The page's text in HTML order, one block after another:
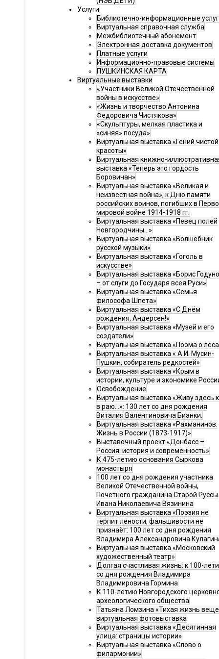
Услуги
Библиотечно-информационные
Виртуальная справочная служба
Межбиблиотечный абонемент
Электронная доставка документов
Платные услуги
Информационно-правовые системы
ПУШКИНСКАЯ КАРТА
Виртуальные выставки
«Участники Великой Отечественной
войны в искусстве»
«Жизнь и творчество Антонина
Федоровича Чистякова»
«Скульптуры, мелкая пластика и
«синяя» посуда»
Виртуальная выставка «Гений чистой
красоты»
Виртуальная книжно-
выставка «Теперь это гордость
Боровичан»
Виртуальная выставка «Великая и
неизвестная война», к Дню памяти
российских воинов, погибших в
мировой войне 1914-1918 гг.
Виртуальная выставка «Певец полей
Новгородчины…»
Виртуальная выставка «Волшебник
русской музыки»
Виртуальная выставка «Гоголь в
искусстве»
Виртуальная выставка «Борис
– от слуги до Государя всея Руси»
Виртуальная выставка «Семья
философа Шпета»
Виртуальная выставка «С Днём
рождения, Андерсен!»
Виртуальная выставка «Музей и его
создатели»
Виртуальная выставка «Поэма о
Виртуальная выставка « А.И. Мусин-
Пушкин, собиратель редкостей»
Виртуальная выставка «Крым в
истории, культуре и экономике
Освобождение
Виртуальная выставка «Живу здесь
в раю…»: 130 лет со дня рождения
Виталия Валентиновича Бианки.
Виртуальная выставка «Рахманинов.
Жизнь в России (1873-1917)»
Выставочный проект «Донбасс –
Россия: история и современность»
К 475-летию основания Сыркова
монастыря
100 лет со дня рождения участника
Великой Отечественной войны,
Почётного гражданина Старой Руссы
Ивана Николаевича Вязинина
Виртуальная выставка «Поэзия не
терпит лености, фальшивости не
признаёт: 100 лет со дня рождения
Владимира Александровича
Виртуальная выставка «Московский
художественный театр»
Долгая счастливая жизнь: к 100-
со дня рождения Владимира
Владимировича Гормина
К 110-летию Новгородского
археологического общества
Татьяна Ломзина «Тихая жизнь
виртуальная фотовыставка
Виртуальная выставка «Десятинная
улица: страницы истории»
Виртуальная выставка «Слово о
филармонии»